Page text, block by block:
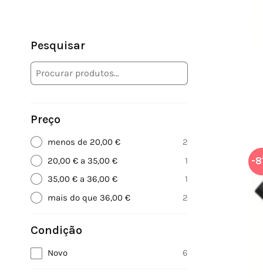
Pesquisar
Preço
menos de 20,00 €
2
20,00 € a 35,00 €
1
35,00 € a 36,00 €
1
mais do que 36,00 €
2
Condição
Novo 6
-